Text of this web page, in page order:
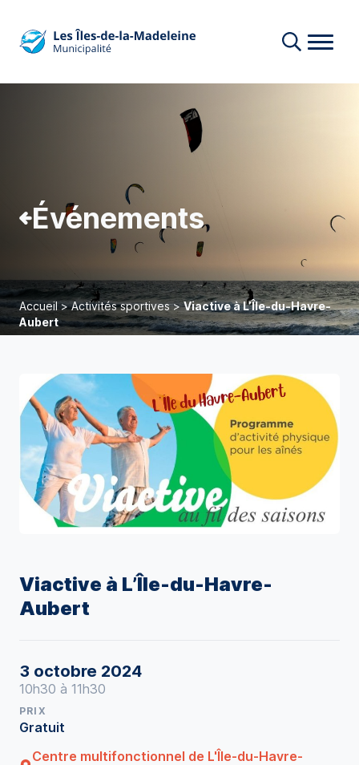
Événements
Accueil>Activités sportives>Viactive à L’Île-du-Havre-
Aubert
Viactive à L’Île-du-Havre-
Aubert
3 octobre 2024
10h30 à 11h30
PRIX
Gratuit
Centre multifonctionnel de L'Île-du-Havre-